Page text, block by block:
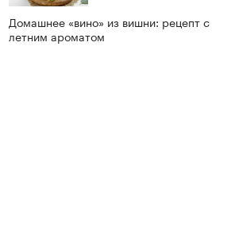
Домашнее «вино» из вишни: рецепт с
летним ароматом